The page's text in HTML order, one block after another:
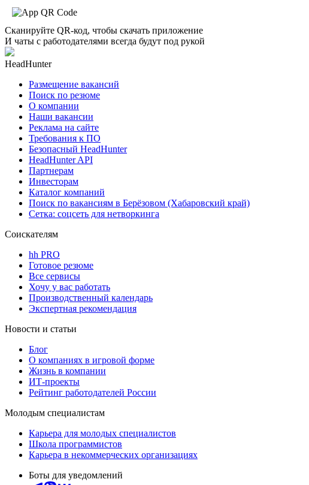
Сканируйте QR-код, чтобы скачать приложение
И чаты с работодателями всегда будут под рукой
HeadHunter
Размещение вакансий
Поиск по резюме
О компании
Наши вакансии
Реклама на сайте
Требования к ПО
Безопасный HeadHunter
HeadHunter API
Партнерам
Инвесторам
Каталог компаний
Поиск по вакансиям в Берёзовом (Хабаровский край)
Сетка: соцсеть для нетворкинга
Соискателям
hh PRO
Готовое резюме
Все сервисы
Хочу у вас работать
Производственный календарь
Экспертная рекомендация
Новости и статьи
Блог
О компаниях в игровой форме
Жизнь в компании
ИТ-проекты
Рейтинг работодателей России
Молодым специалистам
Карьера для молодых специалистов
Школа программистов
Карьера в некоммерческих организациях
Боты для уведомлений